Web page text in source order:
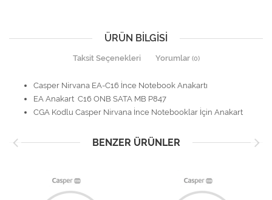
ÜRÜN BILGISI
Taksit Seçenekleri Yorumlar (0)
Casper Nirvana EA-C16 İnce Notebook Anakartı
EA Anakart C16 ONB SATA MB P847
CGA Kodlu Casper Nirvana İnce Notebooklar İçin Anakart
BENZER ÜRÜNLER